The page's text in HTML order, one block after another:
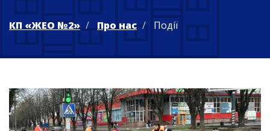
КП «ЖЕО №2» Про нас Події